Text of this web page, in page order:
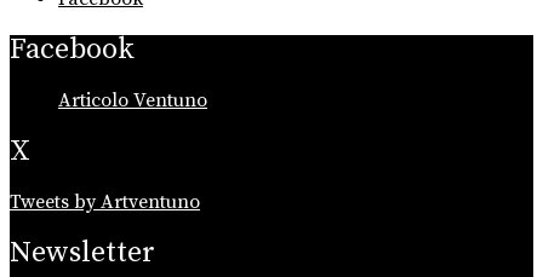
Facebook
Articolo Ventuno
X
Tweets by Artventuno
Newsletter